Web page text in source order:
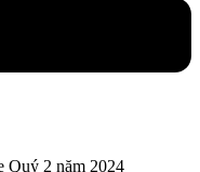
Quý 2 năm 2024